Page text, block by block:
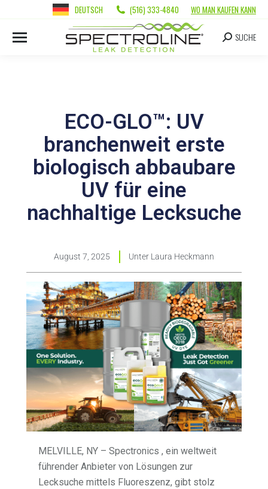
DEUTSCH (516) 333-4840 WO MAN KAUFEN KANN
SUCHE
ECO-GLO™: UV
branchenweit erste
biologisch abbaubare
UV für eine
nachhaltige Lecksuche
August 7, 2025 Unter Laura Heckmann
MELVILLE, NY – Spectronics , ein weltweit
führender Anbieter von Lösungen zur
Lecksuche mittels Fluoreszenz, gibt stolz